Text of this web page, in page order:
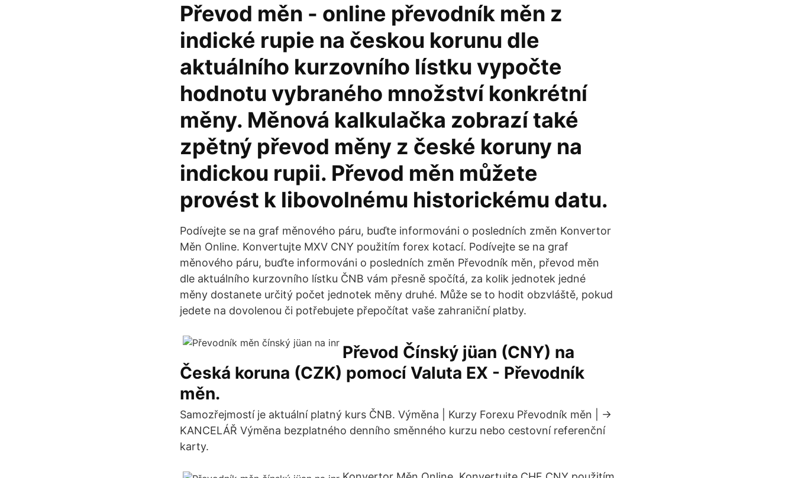
Převod měn - online převodník měn z
indické rupie na českou korunu dle
aktuálního kurzovního lístku vypočte
hodnotu vybraného množství konkrétní
měny. Měnová kalkulačka zobrazí také
zpětný převod měny z české koruny na
indickou rupii. Převod měn můžete
provést k libovolnému historickému datu.
Podívejte se na graf měnového páru, buďte informováni o posledních změn Konvertor
Měn Online. Konvertujte MXV CNY použitím forex kotací. Podívejte se na graf
měnového páru, buďte informováni o posledních změn Převodník měn, převod měn
dle aktuálního kurzovního lístku ČNB vám přesně spočítá, za kolik jednotek jedné
měny dostanete určitý počet jednotek měny druhé. Může se to hodit obzvláště, pokud
jedete na dovolenou či potřebujete přepočítat vaše zahraniční platby.
Převod Čínský jüan (CNY) na
Česká koruna (CZK) pomocí Valuta EX - Převodník
měn.
Samozřejmostí je aktuální platný kurs ČNB. Výměna | Kurzy Forexu Převodník měn | ->
KANCELÁŘ Výměna bezplatného denního směnného kurzu nebo cestovní referenční
karty.